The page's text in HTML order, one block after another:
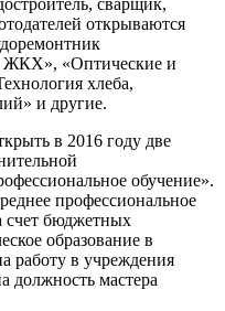
сварщик,
открываются
ЖКХ», «Оптические и
хлеба,
и другие.
в 2016 году две
обучение».
профессиональное
счет бюджетных
образование в
работу в учреждения
должность мастера